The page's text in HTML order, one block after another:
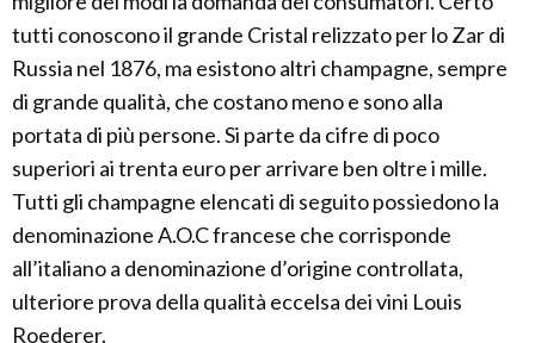
tutti conoscono il grande Cristal relizzato per lo Zar di
Russia nel 1876, ma esistono altri champagne, sempre
di grande qualità, che costano meno e sono alla
portata di più persone. Si parte da cifre di poco
superiori ai trenta euro per arrivare ben oltre i mille.
Tutti gli champagne elencati di seguito possiedono la
denominazione A.O.C francese che corrisponde
all’italiano a denominazione d’origine controllata,
ulteriore prova della qualità eccelsa dei vini Louis
Roederer.